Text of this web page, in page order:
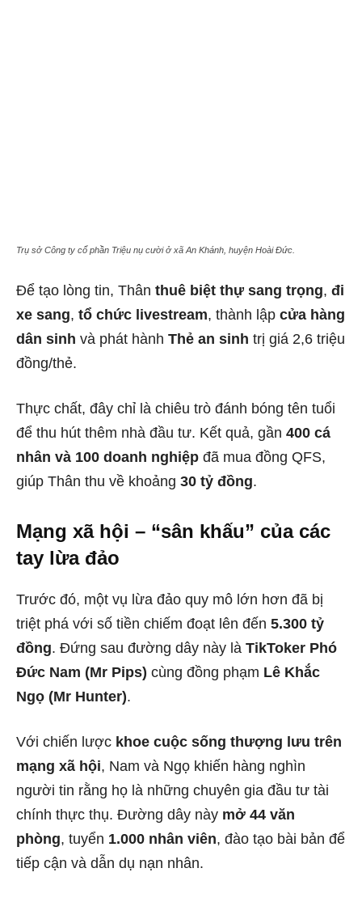
Trụ sở Công ty cổ phần Triệu nụ cười ở xã An Khánh, huyện Hoài Đức.
Để tạo lòng tin, Thân thuê biệt thự sang trọng, đi
xe sang, tổ chức livestream, thành lập cửa hàng
dân sinh và phát hành Thẻ an sinh trị giá 2,6 triệu
đồng/thẻ.
Thực chất, đây chỉ là chiêu trò đánh bóng tên tuổi
để thu hút thêm nhà đầu tư. Kết quả, gần 400 cá
nhân và 100 doanh nghiệp đã mua đồng QFS,
giúp Thân thu về khoảng 30 tỷ đồng.
Mạng xã hội – “sân khấu” của các
tay lừa đảo
Trước đó, một vụ lừa đảo quy mô lớn hơn đã bị
triệt phá với số tiền chiếm đoạt lên đến 5.300 tỷ
đồng. Đứng sau đường dây này là TikToker Phó
Đức Nam (Mr Pips) cùng đồng phạm Lê Khắc
Ngọ (Mr Hunter).
Với chiến lược khoe cuộc sống thượng lưu trên
mạng xã hội, Nam và Ngọ khiến hàng nghìn
người tin rằng họ là những chuyên gia đầu tư tài
chính thực thụ. Đường dây này mở 44 văn
phòng, tuyển 1.000 nhân viên, đào tạo bài bản để
tiếp cận và dẫn dụ nạn nhân.